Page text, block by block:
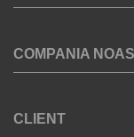
COMPANIA
CLIENT